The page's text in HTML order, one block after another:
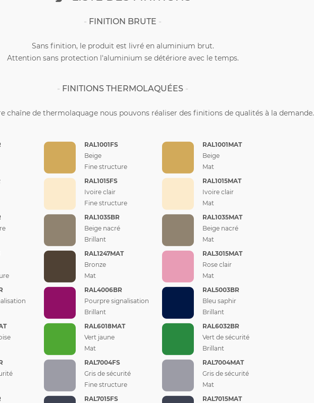
FINITION BRUTE
Sans finition, le produit est livré en aluminium brut.
Attention sans protection l'aluminium se détériore avec le temps.
FINITIONS THERMOLAQUÉES
chaîne de thermolaquage nous pouvons réaliser des finitions de qualités à la demande.
RAL1001FS
Beige
Fine structure
RAL1001MAT
Beige
Mat
RAL1015FS
Ivoire clair
Fine structure
RAL1015MAT
Ivoire clair
Mat
RAL1035BR
Beige nacré
Brillant
RAL1035MAT
Beige nacré
Mat
RAL1247MAT
Bronze
Mat
RAL3015MAT
Rose clair
Mat
RAL4006BR
Pourpre signalisation
Brillant
RAL5003BR
Bleu saphir
Brillant
RAL6018MAT
Vert jaune
Mat
RAL6032BR
Vert de sécurité
Brillant
RAL7004FS
Gris de sécurité
Fine structure
RAL7004MAT
Gris de sécurité
Mat
RAL7015FS
RAL7015MAT